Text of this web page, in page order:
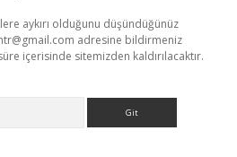
aykırı olduğunu düşündüğünüz
adresine bildirmeniz
içerisinde sitemizden kaldırılacaktır.